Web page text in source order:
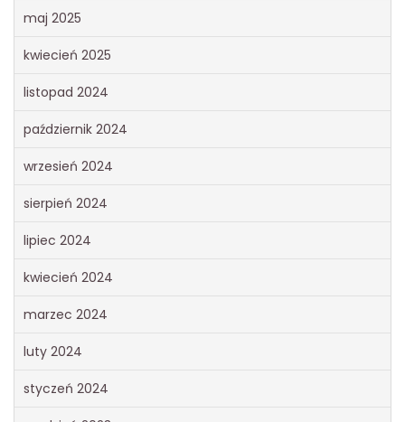
maj 2025
kwiecień 2025
listopad 2024
październik 2024
wrzesień 2024
sierpień 2024
lipiec 2024
kwiecień 2024
marzec 2024
luty 2024
styczeń 2024